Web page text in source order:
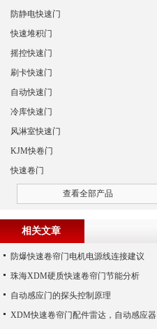
防静电快速门
快速堆积门
摇控快速门
刷卡快速门
自动快速门
冷库快速门
风淋室快速门
KJM快卷门
快速卷门
查看全部产品
相关文章
防爆快速卷帘门电机电源线连接建议
珠海XDM硬质快速卷帘门节能分析
自动感应门的探头控制原理
XDM快速卷帘门配件雷达，自动感应器